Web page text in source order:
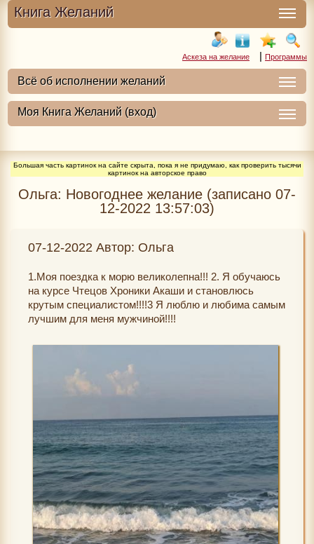
Книга Желаний
Аскеза на желание | Программы
Большая часть картинок на сайте скрыта, пока я не придумаю, как проверить тысячи
картинок на авторское право
Ольга: Новогоднее желание (записано 07-
12-2022 13:57:03)
07-12-2022 Автор: Ольга
1.Моя поездка к морю великолепна!!! 2. Я обучаюсь
на курсе Чтецов Хроники Акаши и становлюсь
крутым специалистом!!!!3 Я люблю и любима самым
лучшим для меня мужчиной!!!!